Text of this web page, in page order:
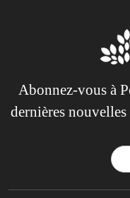
Abonnez-vous à
dernières